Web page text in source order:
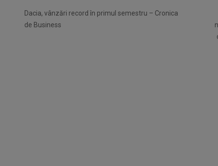
Dacia, vânzări record în primul semestru – Cronica
de Business